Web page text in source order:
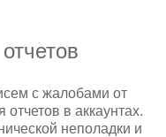
с жалобами от
в аккаунтах.
неполадки и